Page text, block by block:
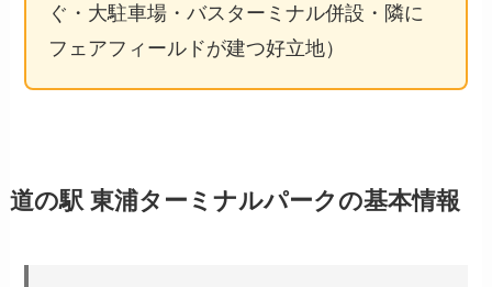
ぐ・大駐車場・バスターミナル併設・隣に
フェアフィールドが建つ好立地）
道の駅 東浦ターミナルパークの基本情報